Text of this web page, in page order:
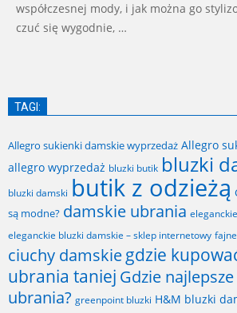
współczesnej mody, i jak można go
czuć się wygodnie, …
TAGI:
Allegro sukienki damskie wyprzedaż Allegro
allegro wyprzedaż bluzki butik bluzki
bluzki damski butik z odzieżą
są modne? damskie ubrania
eleganckie bluzki damskie – sklep internetowy
ciuchy damskiegdzie
ubrania taniej Gdzie
ubrania? greenpoint bluzki H&M bluzki